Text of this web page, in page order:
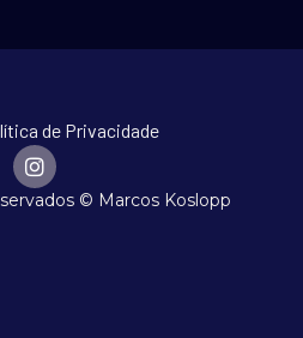
de Privacidade
© Marcos Koslopp